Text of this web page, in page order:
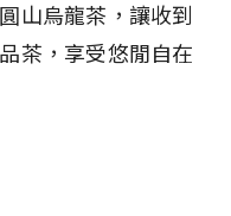
山烏龍茶，讓收到
茶，享受悠閒自在